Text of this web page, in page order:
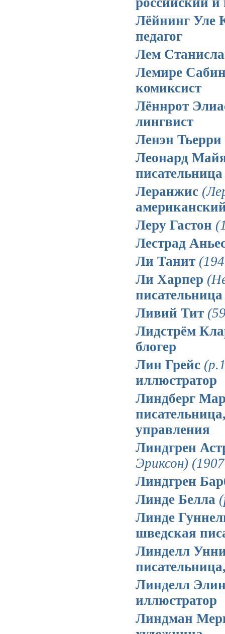
Лёйнинг Уле
педагог
Лем
Лемире
комиксист
Лённрот
лингвист
Ленэн Тьерри
Леонард
писательница
Леранжис
Леру Гастон
Лестрад
Ли Танит
Ли Харпер
писательница
Ливий Тит
Лидстрём
блогер
Лин Грейс
иллюстратор
Линдберг
управления
Линдгрен
Эриксон)
Линдгрен
Линде Белла
Линде
шведская
Линделл
Линделл
иллюстратор
Линдман